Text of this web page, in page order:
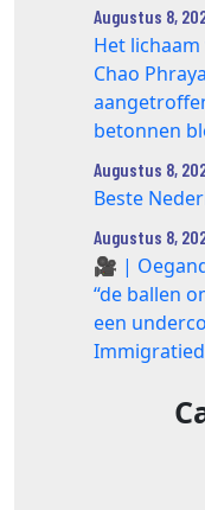
Augustus 8,
Het lichaam
Chao
betonnen
Augustus 8,
Beste
Augustus 8,
🎥 |
“de ballen
een